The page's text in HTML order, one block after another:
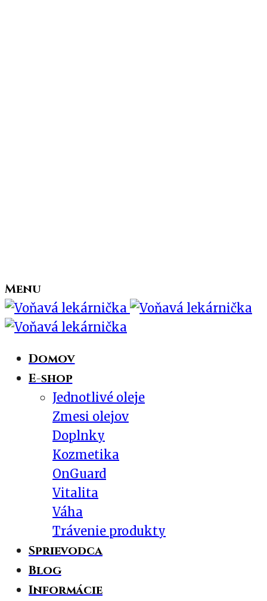
Menu
Domov
E-shop
Jednotlivé oleje
Zmesi olejov
Doplnky
Kozmetika
OnGuard
Vitalita
Váha
Trávenie produkty
Sprievodca
Blog
Informácie